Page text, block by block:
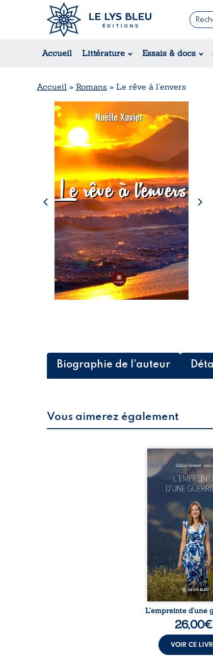
Accueil Littérature Essais & docs
Romans
Suspense / Thriller /
Accueil » Romans » Le rêve à l’envers
Biographie de l'auteur
Vous aimerez également
Que reste-t-il de
lorsque la maladie
propres règles ?
d’une guerrière
détour, le récit
bouleversé par
chronique,
et de longues
L’auteure y raconte
dossiers médicaux
peur, l’isolement,
et le sentiment
L’empreinte d’une
26,00€
VOIR CE